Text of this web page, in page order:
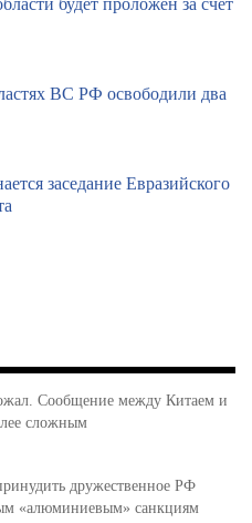
будет проложен за счет
ВС РФ освободили два
заседание Евразийского
Сообщение между Китаем и
сложным
дружественное РФ
«алюминиевым» санкциям